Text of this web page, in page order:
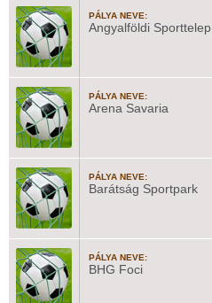
PÁLYA NEVE:
Angyalföldi Sporttelep
PÁLYA NEVE:
Arena Savaria
PÁLYA NEVE:
Barátság Sportpark
PÁLYA NEVE:
BHG Foci